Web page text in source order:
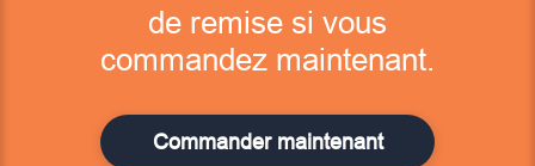
de remise si vous
commandez maintenant.
Commander maintenant